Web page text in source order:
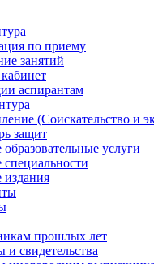
по приему
занятий
аспирантам
(Соискательство и
защит
услуги
прошлых лет
свидетельства